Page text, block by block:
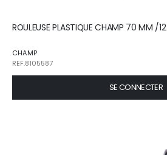
ROULEUSE PLASTIQUE CHAMP 70 MM /12
CHAMP
REF.8105587
SE CONNECTER